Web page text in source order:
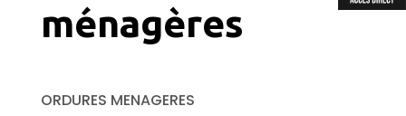
ménagères
ORDURES MENAGERES